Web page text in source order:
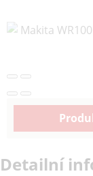
Detailní